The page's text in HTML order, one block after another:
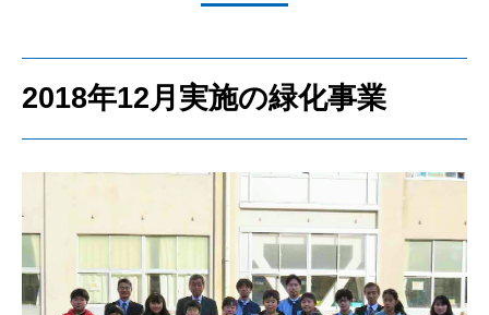
2018年12月実施の緑化事業